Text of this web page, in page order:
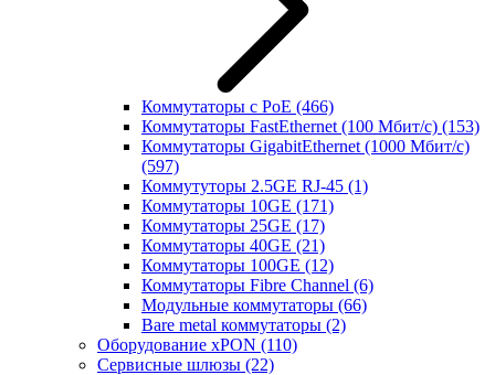
Коммутаторы с PoE (466)
Коммутаторы FastEthernet (100 Мбит/с) (153)
Коммутаторы GigabitEthernet (1000 Мбит/с)
(597)
Коммутуторы 2.5GE RJ-45 (1)
Коммутаторы 10GE (171)
Коммутаторы 25GE (17)
Коммутаторы 40GE (21)
Коммутаторы 100GE (12)
Коммутаторы Fibre Channel (6)
Модульные коммутаторы (66)
Bare metal коммутаторы (2)
Оборудование xPON (110)
Сервисные шлюзы (22)